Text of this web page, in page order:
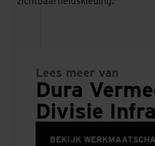
Lees meer van
Dura
Divisie Infra
BEKIJK